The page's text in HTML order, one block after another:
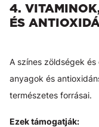
4.
ÉS
A színes zöldségek
anyagok és
természetes forrásai.
Ezek támogatják: